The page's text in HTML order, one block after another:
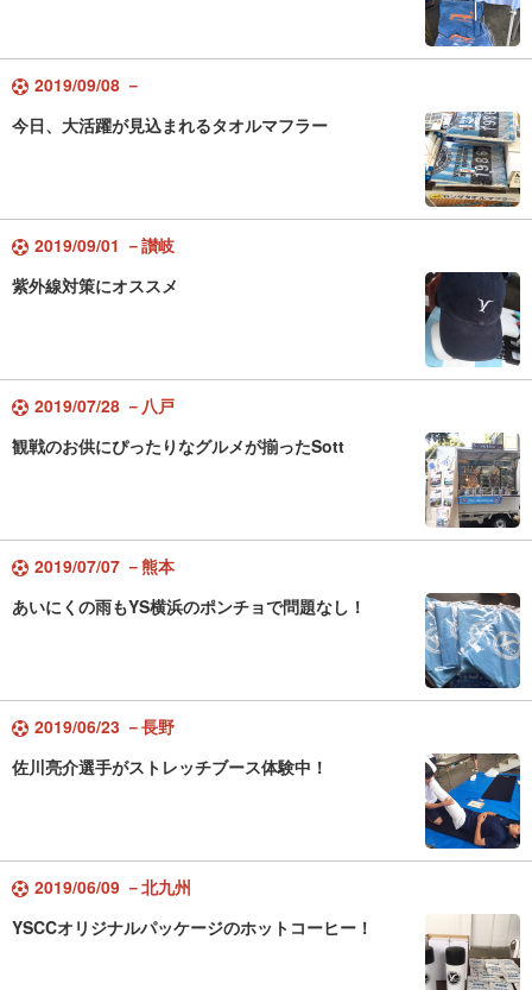
2019/09/08 －
今日、大活躍が見込まれるタオルマフラー
2019/09/01 －讃岐
紫外線対策にオススメ
2019/07/28 －八戸
観戦のお供にぴったりなグルメが揃ったSott
2019/07/07 －熊本
あいにくの雨もYS横浜のポンチョで問題なし！
2019/06/23 －長野
佐川亮介選手がストレッチブース体験中！
2019/06/09 －北九州
YSCCオリジナルパッケージのホットコーヒー！